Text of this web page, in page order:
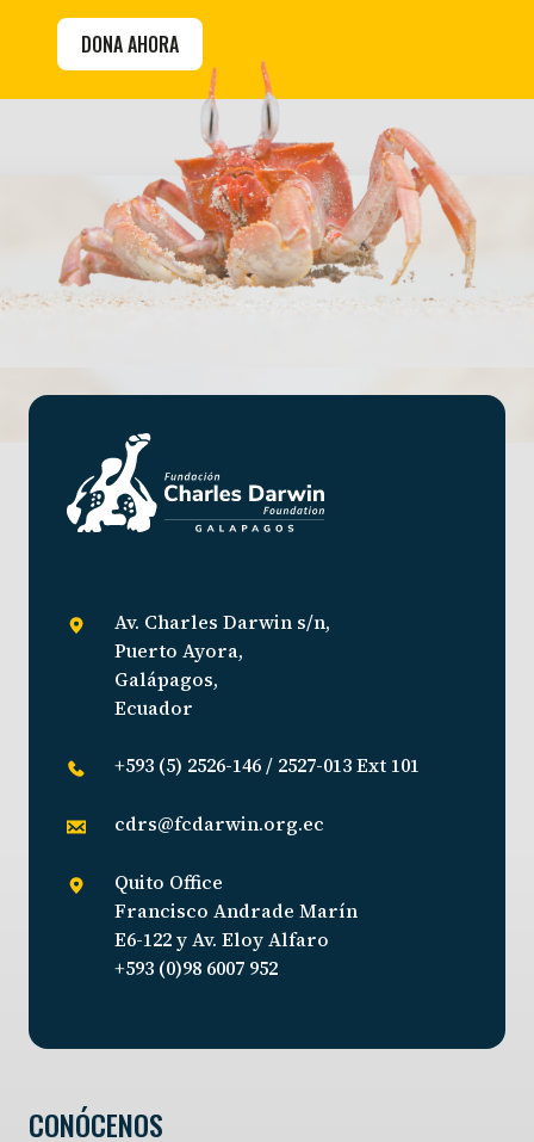
DONA AHORA
Av. Charles Darwin s/n,
Puerto Ayora,
Galápagos,
Ecuador
+593 (5) 2526-146 / 2527-013 Ext 101
cdrs@fcdarwin.org.ec
Quito Office
Francisco Andrade Marín
E6-122 y Av. Eloy Alfaro
+593 (0)98 6007 952
CONÓCENOS